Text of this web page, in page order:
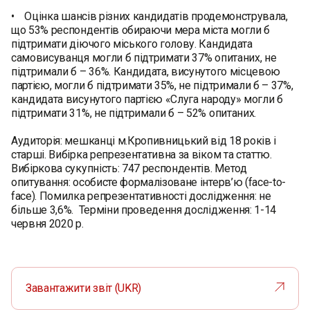
• Оцінка шансів різних кандидатів продемонструвала,
що 53% респондентів обираючи мера міста могли б
підтримати діючого міського голову. Кандидата
самовисуванця могли б підтримати 37% опитаних, не
підтримали б – 36%. Кандидата, висунутого місцевою
партією, могли б підтримати 35%, не підтримали б – 37%,
кандидата висунутого партією «Слуга народу» могли б
підтримати 31%, не підтримали б – 52% опитаних.
Аудиторія: мешканці м.Кропивницький від 18 років і
старші. Вибірка репрезентативна за віком та статтю.
Вибіркова сукупність: 747 респондентів. Метод
опитування: особисте формалізоване інтерв’ю (face-to-
face). Помилка репрезентативності дослідження: не
більше 3,6%. Терміни проведення дослідження: 1-14
червня 2020 р.
Завантажити звіт (UKR)